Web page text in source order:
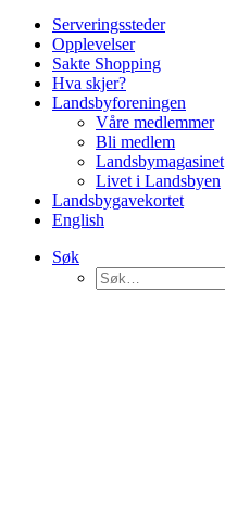
Serveringssteder
Opplevelser
Sakte Shopping
Hva skjer?
Landsbyforeningen
Våre medlemmer
Bli medlem
Landsbymagasinet
Livet i Landsbyen
Landsbygavekortet
English
Søk